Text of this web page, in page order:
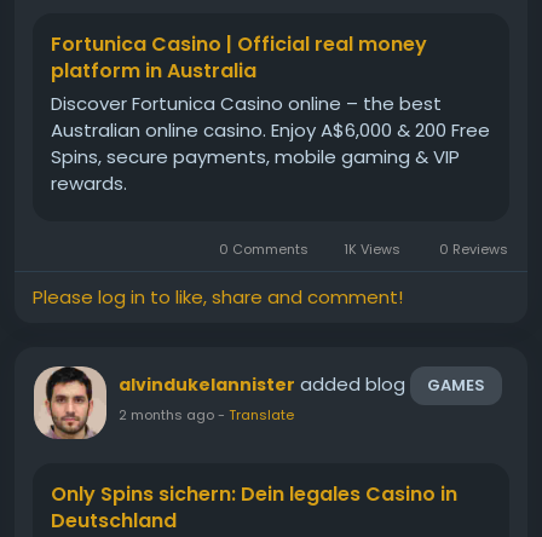
experience. The variety of available titles ensures
that players with different preferences can always
find games that suit their interests and provide
lasting entertainment.
Fortunica Casino | Official real money
platform in Australia
Discover Fortunica Casino online – the best
Australian online casino. Enjoy A$6,000 & 200 Free
Spins, secure payments, mobile gaming & VIP
rewards.
0 Comments 1K Views 0 Reviews
Please log in to like, share and comment!
alvindukelannister added blog GAMES
2 months ago- Translate
Only Spins sichern: Dein legales Casino in
Deutschland